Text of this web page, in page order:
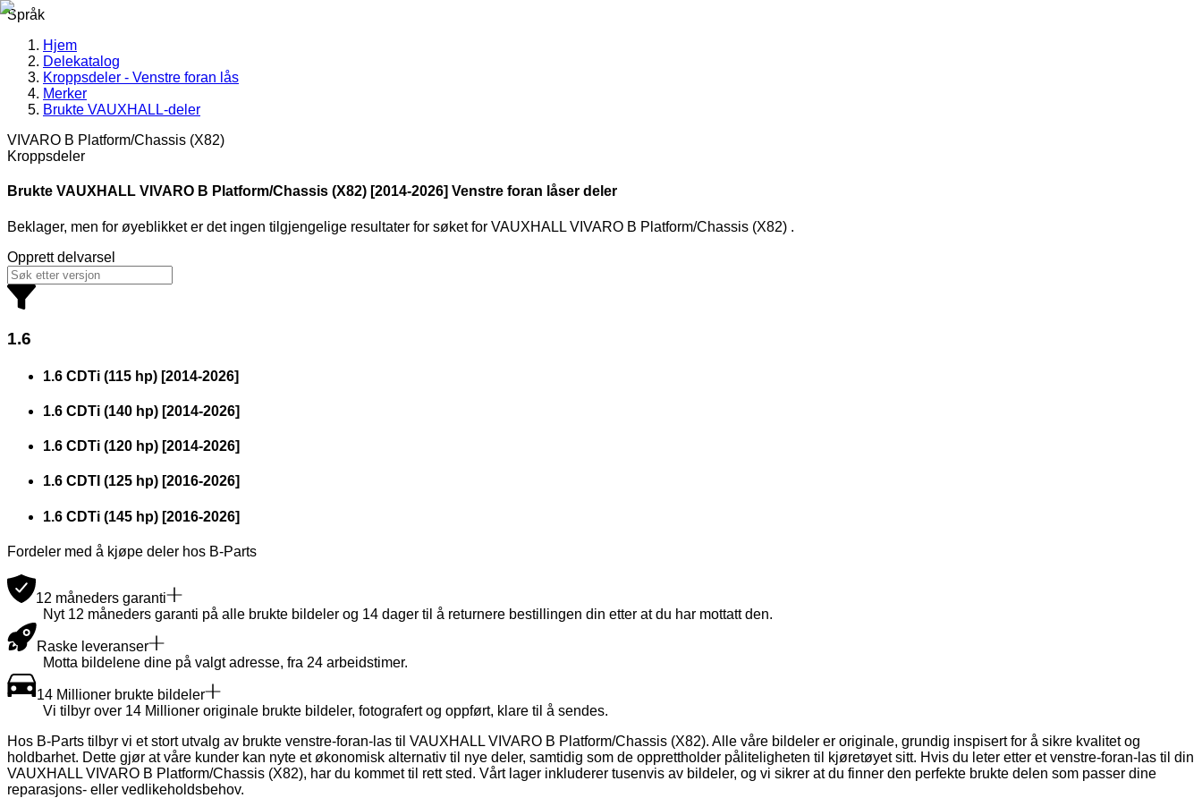
Språk
Hjem
Delekatalog
Kroppsdeler - Venstre foran lås
Merker
Brukte VAUXHALL-deler
VIVARO B Platform/Chassis (X82)
Kroppsdeler
Brukte VAUXHALL VIVARO B Platform/Chassis (X82) [2014-2026] Venstre foran låser deler
Beklager, men for øyeblikket er det ingen tilgjengelige resultater for søketfor VAUXHALL VIVARO B Platform/Chassis (X82) .
Opprett delvarsel
1.6
1.6 CDTi (115 hp) [2014-2026]
1.6 CDTi (140 hp) [2014-2026]
1.6 CDTi (120 hp) [2014-2026]
1.6 CDTI (125 hp) [2016-2026]
1.6 CDTi (145 hp) [2016-2026]
Fordeler med å kjøpe deler hos B-Parts
12 måneders garanti
Nyt 12 måneders garanti på alle brukte bildeler og 14 dager til å returnere bestillingen din etter at du har mottatt den.
Raske leveranser
Motta bildelene dine på valgt adresse, fra 24 arbeidstimer.
14 Millioner brukte bildeler
Vi tilbyr over 14 Millioner originale brukte bildeler, fotografert og oppført, klare til å sendes.
Hos B-Parts tilbyr vi et stort utvalg av brukte venstre-foran-las til VAUXHALL VIVARO B Platform/Chassis (X82). Alle våre bildeler er originale, grundig inspisert for å sikre kvalitet og
holdbarhet. Dette gjør at våre kunder kan nyte et økonomisk alternativ til nye deler, samtidig som de opprettholder påliteligheten til kjøretøyet sitt. Hvis du leter etter et venstre-foran-las til din
VAUXHALL VIVARO B Platform/Chassis (X82), har du kommet til rett sted. Vårt lager inkluderer tusenvis av bildeler, og vi sikrer at du finner den perfekte brukte delen som passer dine
reparasjons- eller vedlikeholdsbehov.